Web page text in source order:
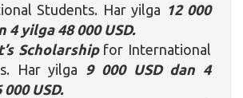
Students. Har yilga 12 000
4 yilga 48 000 USD.
Scholarshipfor International
Har yilga 9 000 USD dan 4
USD.